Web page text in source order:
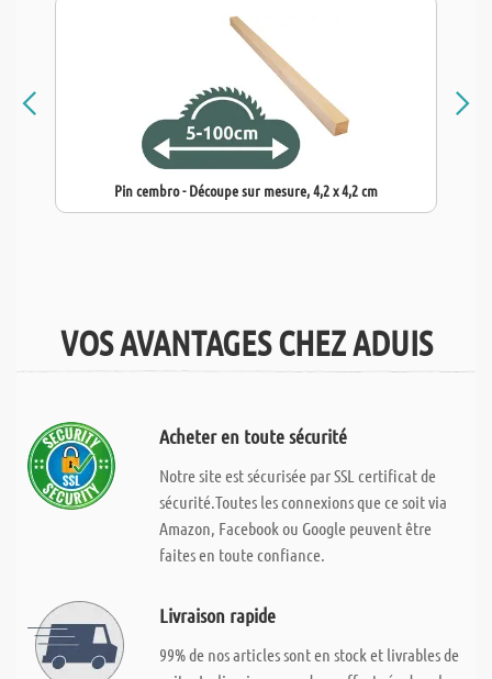
Pin cembro - Découpe sur mesure, 4,2 x 4,2 cm
VOS AVANTAGES CHEZ ADUIS
Acheter en toute sécurité
Notre site est sécurisée par SSL certificat de
sécurité.Toutes les connexions que ce soit via
Amazon, Facebook ou Google peuvent être
faites en toute confiance.
Livraison rapide
99% de nos articles sont en stock et livrables de